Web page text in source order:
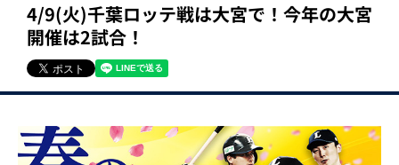
4/9(火)千葉ロッテ戦は大宮で！今年の大宮
開催は2試合！